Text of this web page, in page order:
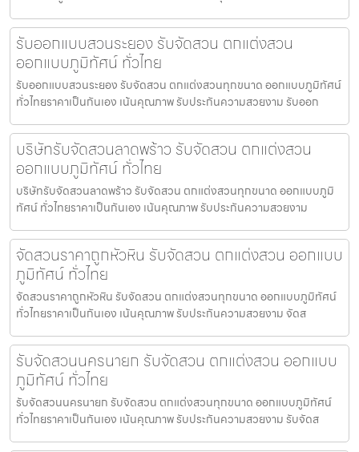
รับออกแบบสวนระยอง รับจัดสวน ตกแต่งสวน
ออกแบบภูมิทัศน์ ทั่วไทย
รับออกแบบสวนระยอง รับจัดสวน ตกแต่งสวนทุกขนาด ออกแบบภูมิทัศน์
ทั่วไทยราคาเป็นกันเอง เน้นคุณภาพ รับประกันความสวยงาม รับออก
บริษัทรับจัดสวนลาดพร้าว รับจัดสวน ตกแต่งสวน
ออกแบบภูมิทัศน์ ทั่วไทย
บริษัทรับจัดสวนลาดพร้าว รับจัดสวน ตกแต่งสวนทุกขนาด ออกแบบภูมิ
ทัศน์ ทั่วไทยราคาเป็นกันเอง เน้นคุณภาพ รับประกันความสวยงาม
จัดสวนราคาถูกหัวหิน รับจัดสวน ตกแต่งสวน ออกแบบ
ภูมิทัศน์ ทั่วไทย
จัดสวนราคาถูกหัวหิน รับจัดสวน ตกแต่งสวนทุกขนาด ออกแบบภูมิทัศน์
ทั่วไทยราคาเป็นกันเอง เน้นคุณภาพ รับประกันความสวยงาม จัดส
รับจัดสวนนครนายก รับจัดสวน ตกแต่งสวน ออกแบบ
ภูมิทัศน์ ทั่วไทย
รับจัดสวนนครนายก รับจัดสวน ตกแต่งสวนทุกขนาด ออกแบบภูมิทัศน์
ทั่วไทยราคาเป็นกันเอง เน้นคุณภาพ รับประกันความสวยงาม รับจัดส